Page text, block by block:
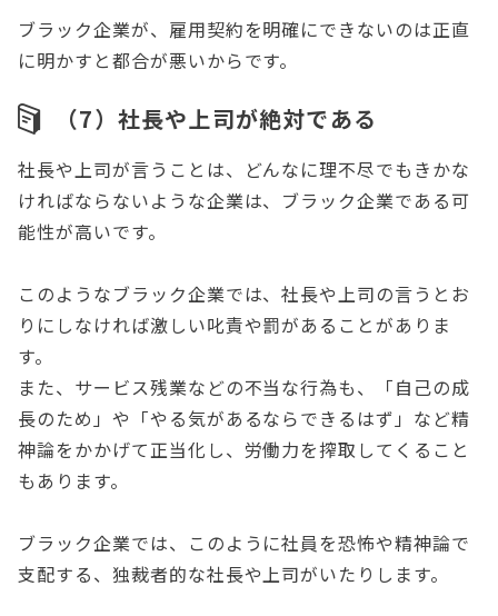
ブラック企業が、雇用契約を明確にできないのは正直
に明かすと都合が悪いからです。
（7）社長や上司が絶対である
社長や上司が言うことは、どんなに理不尽でもきかな
ければならないような企業は、ブラック企業である可
能性が高いです。
このようなブラック企業では、社長や上司の言うとお
りにしなければ激しい叱責や罰があることがありま
す。
また、サービス残業などの不当な行為も、「自己の成
長のため」や「やる気があるならできるはず」など精
神論をかかげて正当化し、労働力を搾取してくること
もあります。
ブラック企業では、このように社員を恐怖や精神論で
支配する、独裁者的な社長や上司がいたりします。